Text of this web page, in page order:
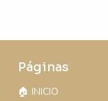
Páginas
🏠 INICIO